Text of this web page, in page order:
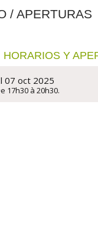
/ APERTURAS
HORARIOS Y
07 oct 2025
17h30 à 20h30.